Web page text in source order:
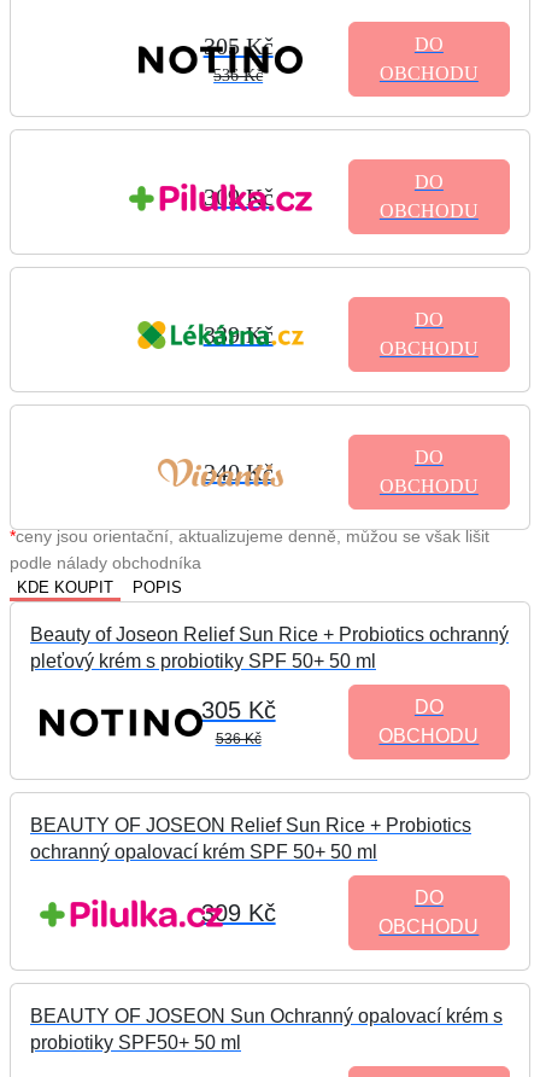
305 Kč
536 Kč
DO
OBCHODU
309 Kč
DO
OBCHODU
339 Kč
DO
OBCHODU
340 Kč
DO
OBCHODU
*ceny jsou orientační, aktualizujeme denně, můžou se však lišit
podle nálady obchodníka
KDE KOUPIT POPIS
Beauty of Joseon Relief Sun Rice + Probiotics ochranný
pleťový krém s probiotiky SPF 50+ 50 ml
305 Kč
536 Kč
DO
OBCHODU
BEAUTY OF JOSEON Relief Sun Rice + Probiotics
ochranný opalovací krém SPF 50+ 50 ml
309 Kč
DO
OBCHODU
BEAUTY OF JOSEON Sun Ochranný opalovací krém s
probiotiky SPF50+ 50 ml